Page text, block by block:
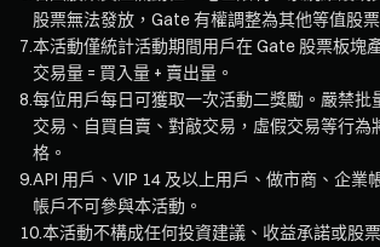
股票無法發放，Gate 有權調整為其他等值股
7.本活動僅統計活動期間用戶在 Gate 股票板塊
交易量 = 買入量 + 賣出量。
8.每位用戶每日可獲取一次活動二獎勵。嚴禁批
交易、自買自賣、對敲交易，虛假交易等行為
格。
9.API 用戶、VIP 14 及以上用戶、做市商、企業
帳戶不可參與本活動。
10.本活動不構成任何投資建議、收益承諾或股